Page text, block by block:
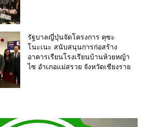
รัฐบาลญี่ปุ่นจัดโครงการ คุซะ
โนะเนะ สนับสนุนการก่อสร้าง
อาคารเรียนโรงเรียนบ้านห้วยหญ้า
ไซ อำเภอแม่สรวย จังหวัดเชียงราย